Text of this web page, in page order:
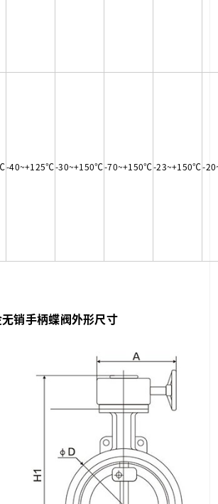
-40~+125℃-30~+150℃-70~+150℃-23~+150℃-
销手柄蝶阀外形尺寸